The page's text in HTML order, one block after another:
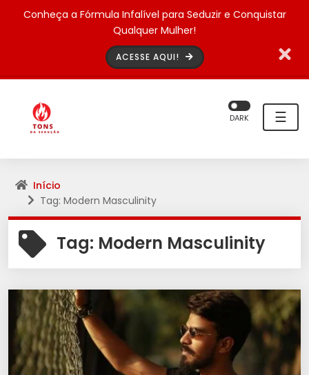
Conheça a Fórmula Infalível para Seduzir e Conquistar
Qualquer Mulher!
ACESSE AQUI!
☰
DARK
Início
Tag: Modern Masculinity
Tag: Modern Masculinity